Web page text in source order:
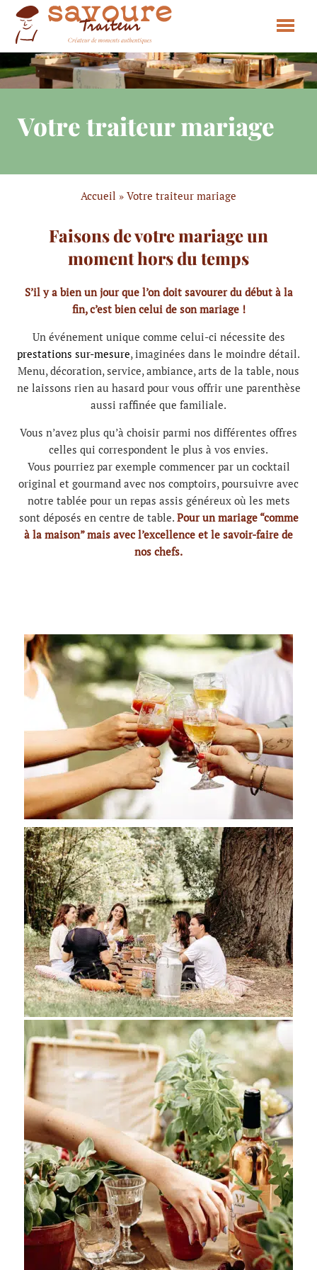
Votre traiteur mariage
Accueil » Votre traiteur mariage
Faisons de votre mariage un
moment hors du temps
S’il y a bien un jour que l’on doit savourer du début à la
fin, c’est bien celui de son mariage !
Un événement unique comme celui-ci nécessite des
prestations sur-mesure, imaginées dans le moindre détail.
Menu, décoration, service, ambiance, arts de la table, nous
ne laissons rien au hasard pour vous offrir une parenthèse
aussi raffinée que familiale.
Vous n’avez plus qu’à choisir parmi nos différentes offres
celles qui correspondent le plus à vos envies.
Vous pourriez par exemple commencer par un cocktail
original et gourmand avec nos comptoirs, poursuivre avec
notre tablée pour un repas assis généreux où les mets
sont déposés en centre de table. Pour un mariage “comme
à la maison” mais avec l’excellence et le savoir-faire de
nos chefs.